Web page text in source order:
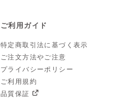
ご利用ガイド
特定商取引法に基づく表示
ご注文方法やご注意
プライバシーポリシー
ご利用規約
品質保証